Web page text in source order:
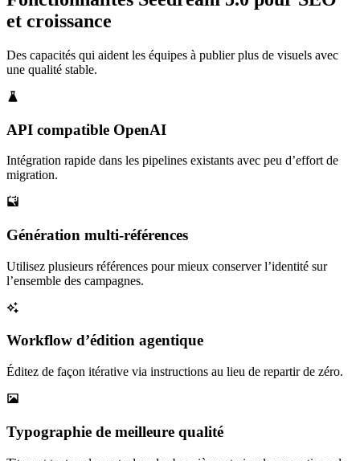
et croissance
Des capacités qui aident les équipes à publier plus de visuels avec
une qualité stable.
API compatible OpenAI
Intégration rapide dans les pipelines existants avec peu d’effort de
migration.
Génération multi-références
Utilisez plusieurs références pour mieux conserver l’identité sur
l’ensemble des campagnes.
Workflow d’édition agentique
Éditez de façon itérative via instructions au lieu de repartir de zéro.
Typographie de meilleure qualité